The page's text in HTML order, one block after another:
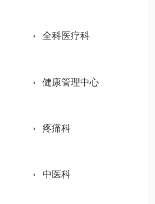
全科医疗科
健康管理中心
疼痛科
中医科